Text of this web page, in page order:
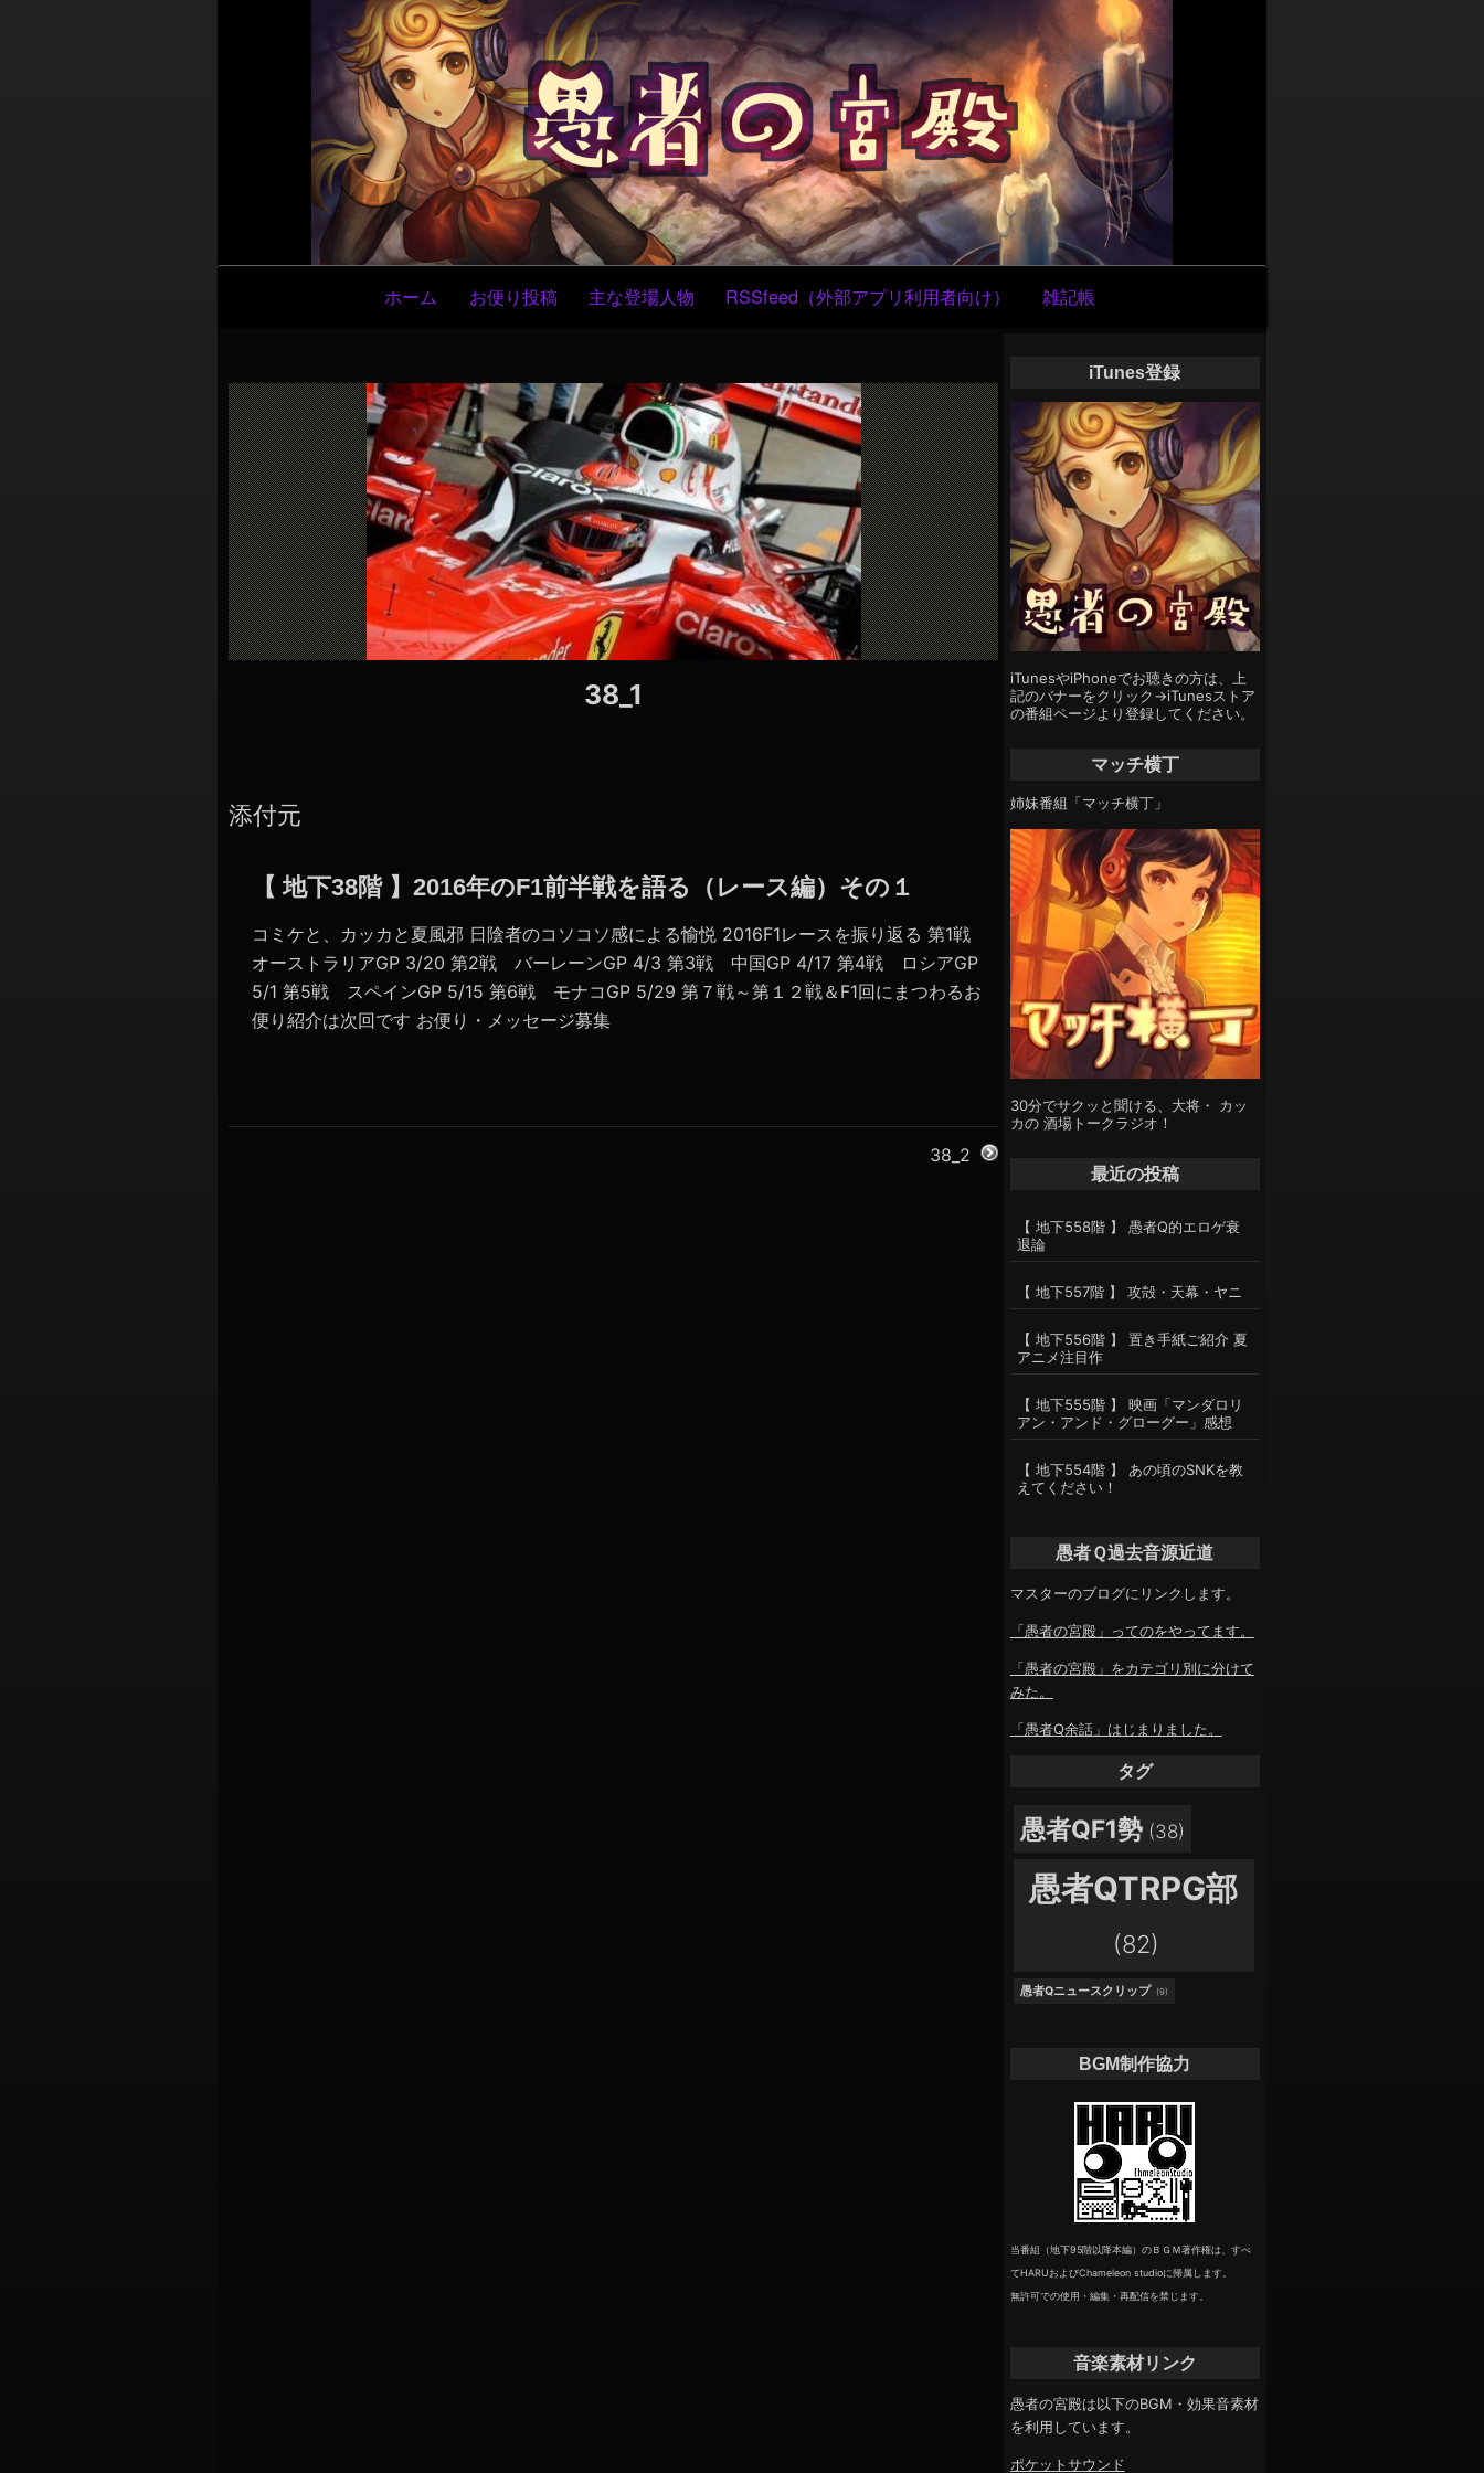
ン
テ
ン
ツ
へ
ス
キ
ッ
プ
ナ
ビ
ゲ
ー
シ
ョ
ン
ホーム お便り投稿 主な登場人物 RSSfeed（外部アプリ利用者向け） 雑記帳
38_1
添付元
【 地下38階 】2016年のF1前半戦を語る（レース編）その１
コミケと、カッカと夏風邪 日陰者のコソコソ感による愉悦 2016F1レースを振り返る 第1戦
オーストラリアGP 3/20 第2戦 バーレーンGP 4/3 第3戦 中国GP 4/17 第4戦 ロシアGP
5/1 第5戦 スペインGP 5/15 第6戦 モナコGP 5/29 第７戦～第１２戦＆F1回にまつわるお
便り紹介は次回です お便り・メッセージ募集
38_2
iTunes登録
iTunesやiPhoneでお聴きの方は、上
記のバナーをクリック→iTunesストア
の番組ページより登録してください。
マッチ横丁
姉妹番組「マッチ横丁」
30分でサクッと聞ける、大将・ カッ
カの 酒場トークラジオ！
最近の投稿
【 地下558階 】 愚者Q的エロゲ衰
退論
【 地下557階 】 攻殻・天幕・ヤニ
【 地下556階 】 置き手紙ご紹介 夏
アニメ注目作
【 地下555階 】 映画「マンダロリ
アン・アンド・グローグー」感想
【 地下554階 】 あの頃のSNKを教
えてください！
愚者Ｑ過去音源近道
マスターのブログにリンクします。
「愚者の宮殿」ってのをやってます。
「愚者の宮殿」をカテゴリ別に分けて
みた。
「愚者Q余話」はじまりました。
タグ
愚者QF1勢 (38)
愚者QTRPG部
(82)
愚者Qニュースクリップ (9)
BGM制作協力
当番組（地下95階以降本編）のＢＧＭ著作権は、すべ
てHARUおよびChameleon studioに帰属します。
無許可での使用・編集・再配信を禁じます。
音楽素材リンク
愚者の宮殿は以下のBGM・効果音素材
を利用しています。
ポケットサウンド